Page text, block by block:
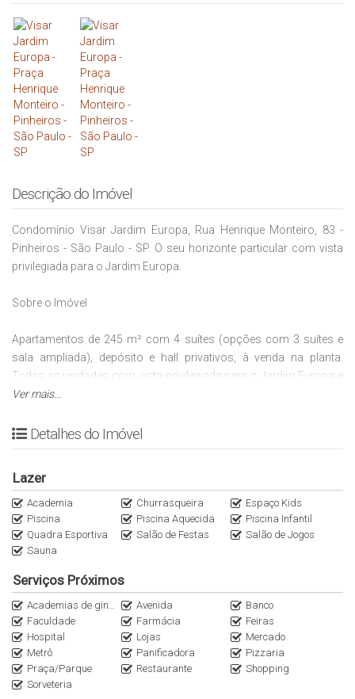
Descrição do Imóvel
Condomínio Visar Jardim Europa, Rua Henrique Monteiro, 83 -
Pinheiros - São Paulo - SP. O seu horizonte particular com vista
privilegiada para o Jardim Europa.
Sobre o Imóvel
Apartamentos de 245 m² com 4 suítes (opções com 3 suítes e
sala ampliada), depósito e hall privativos, à venda na planta.
Todas as unidades com vista privilegiada para o Jardim Europa e
apenas 5 minutos do Shopping Iguatemi Faria Lima. Condomínio
rooftop e lazer completo. Conheça!
O Visar Jardim Europa está em uma localização privilegiada: no
limite entre o verde e a tranquilidade do Jardim Europa e a vida
cosmopolita e cheia de opções de Pinheiros. Seus moradores
estarão a poucos passos da Rua dos Pinheiros, com suas
dezenas de opções de ótimos restaurantes, bem como da
ciclofaixa da Faria Lima e a 5 minutos do Shopping Iguatemi. Em
termos de mobilidade, o condomínio fica entre os eixos da Faria
Lima, da Rebouças e da Av. Brasil, importantes polos
empresariais de São Paulo, além de ter fácil acesso à Marginal
Pinheiros.
VISAR JARDIM EUROPA
Ver mais...
Detalhes do Imóvel
Lazer
Academia Churrasqueira
Espaço Kids
Piscina
Piscina Aquecida
Piscina Infantil
Quadra Esportiva
Salão de Festas
Salão de Jogos
Sauna
Serviços Próximos
Academias de ginástica Avenida
Banco
Faculdade
Farmácia
Feiras
Hospital
Lojas
Mercado
Metrô
Panificadora
Pizzaria
Praça/Parque
Restaurante
Shopping
Sorveteria